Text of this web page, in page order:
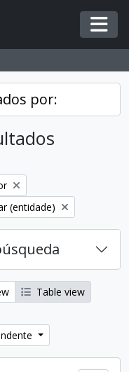
por:
(entidade)
Table view